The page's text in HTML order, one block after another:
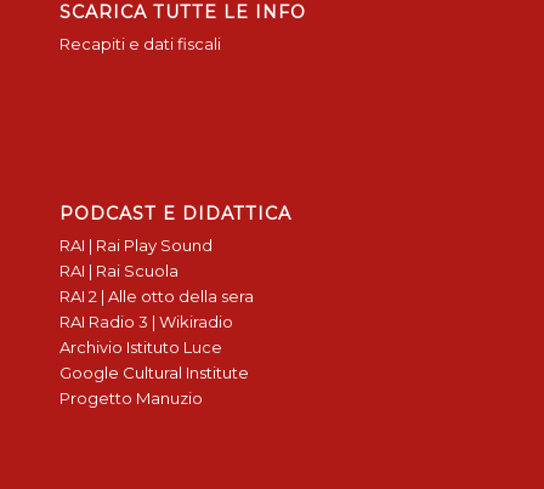
SCARICA TUTTE LE INFO
Recapiti e dati fiscali
PODCAST E DIDATTICA
RAI | Rai Play Sound
RAI | Rai Scuola
RAI 2 | Alle otto della sera
RAI Radio 3 | Wikiradio
Archivio Istituto Luce
Google Cultural Institute
Progetto Manuzio